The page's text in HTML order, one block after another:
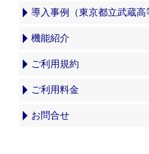
導入事例（東京都立武蔵高
機能紹介
ご利用規約
ご利用料金
お問合せ